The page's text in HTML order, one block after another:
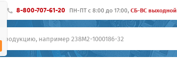
8-800-707-61-20 ПН-ПТ c 8:00 до 17:00, СБ-ВС выходной